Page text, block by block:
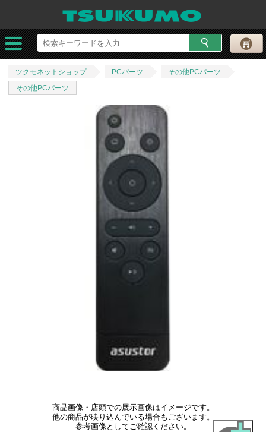
ツクモネットショップ PCパーツ
その他PCパーツ
その他PCパーツ
商品画像・店頭での展示画像はイメージです。
他の商品が映り込んでいる場合もございます。
参考画像としてご確認ください。